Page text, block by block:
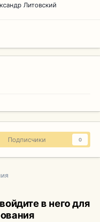
Литовский
Подписчики 0
в него для